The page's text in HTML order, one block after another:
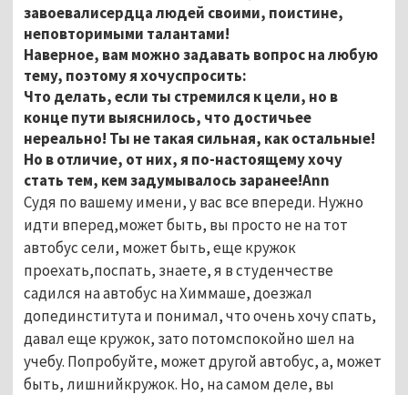
завоевалисердца людей своими, поистине,
неповторимыми талантами!
Наверное, вам можно задавать вопрос на любую
тему, поэтому я хочуспросить:
Что делать, если ты стремился к цели, но в
конце пути выяснилось, что достичьее
нереально! Ты не такая сильная, как остальные!
Но в отличие, от них, я по-настоящему хочу
стать тем, кем задумывалось заранее!Ann
Судя по вашему имени, у вас все впереди. Нужно
идти вперед,может быть, вы просто не на тот
автобус сели, может быть, еще кружок
проехать,поспать, знаете, я в студенчестве
садился на автобус на Химмаше, доезжал
допединститута и понимал, что очень хочу спать,
давал еще кружок, зато потомспокойно шел на
учебу. Попробуйте, может другой автобус, а, может
быть, лишнийкружок. Но, на самом деле, вы